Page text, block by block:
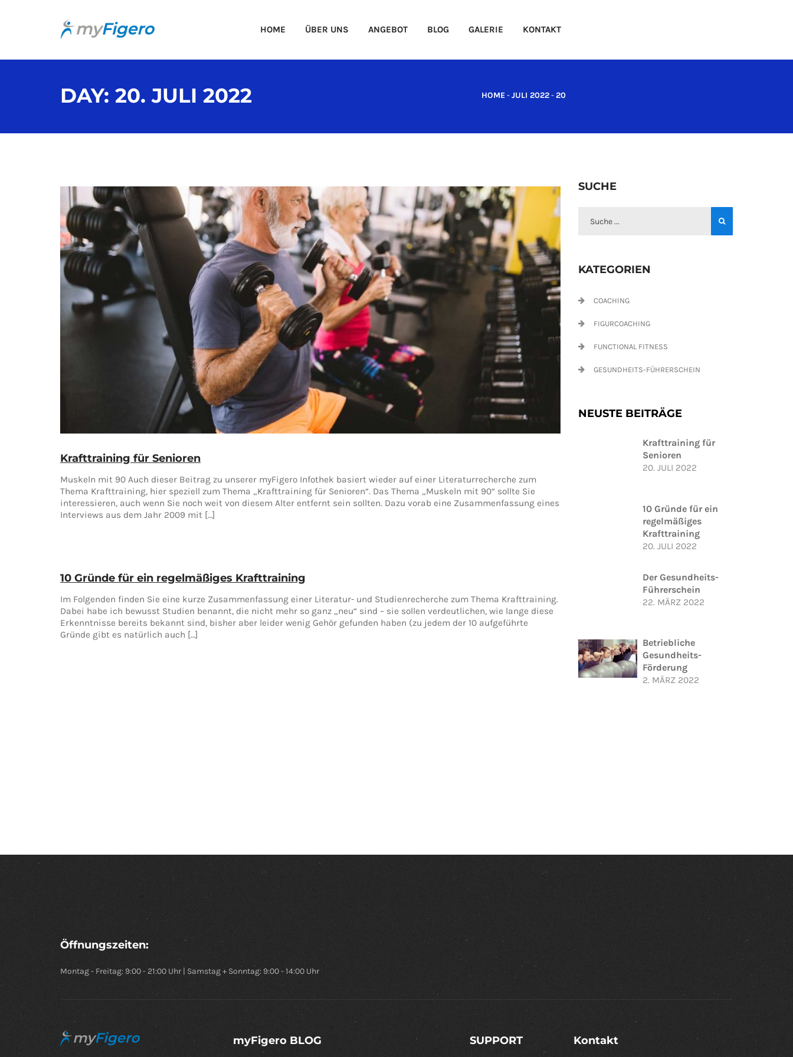
HOME ÜBER UNS ANGEBOT BLOG GALERIE KONTAKT
DAY: 20. JULI 2022 HOME-JULI 2022-20
Krafttraining für Senioren
Muskeln mit 90 Auch dieser Beitrag zu unserer myFigero Infothek basiert wieder auf einer Literaturrecherche zum
Thema Krafttraining, hier speziell zum Thema „Krafttraining für Senioren“. Das Thema „Muskeln mit 90“ sollte Sie
interessieren, auch wenn Sie noch weit von diesem Alter entfernt sein sollten. Dazu vorab eine Zusammenfassung eines
Interviews aus dem Jahr 2009 mit […]
10 Gründe für ein regelmäßiges Krafttraining
Im Folgenden finden Sie eine kurze Zusammenfassung einer Literatur- und Studienrecherche zum Thema Krafttraining.
Dabei habe ich bewusst Studien benannt, die nicht mehr so ganz „neu“ sind – sie sollen verdeutlichen, wie lange diese
Erkenntnisse bereits bekannt sind, bisher aber leider wenig Gehör gefunden haben (zu jedem der 10 aufgeführte
Gründe gibt es natürlich auch […]
SUCHE
KATEGORIEN
COACHING
FIGURCOACHING
FUNCTIONAL FITNESS
GESUNDHEITS-FÜHRERSCHEIN
NEUSTE BEITRÄGE
Krafttraining für
Senioren
20. JULI 2022
10 Gründe für ein
regelmäßiges
Krafttraining
20. JULI 2022
Der Gesundheits-
Führerschein
22. MÄRZ 2022
Betriebliche
Gesundheits-
Förderung
2. MÄRZ 2022
Öffnungszeiten:
Montag - Freitag: 9:00 - 21:00 Uhr | Samstag + Sonntag: 9:00 - 14:00 Uhr
myFigero BLOG SUPPORT Kontakt